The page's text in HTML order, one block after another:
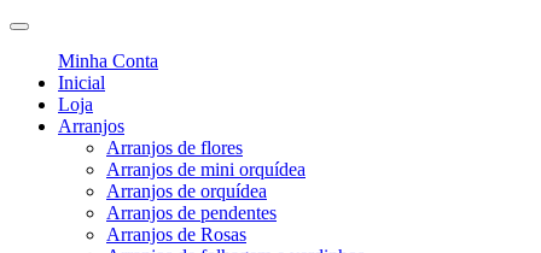
Minha Conta
Inicial
Loja
Arranjos
Arranjos de flores
Arranjos de mini orquídea
Arranjos de orquídea
Arranjos de pendentes
Arranjos de Rosas